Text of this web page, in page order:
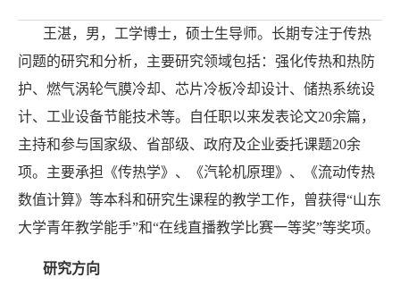
王湛，男， 工学博士，硕士生导师。 长期专注于传热
问题的研究和分析，主要研究领域包括：强化传热和热防
护、燃气涡轮气膜冷却、芯片冷板冷却设计、 储热系统设
计、工业设备节能技术等。自任职以来发表论文20余篇，
主持和参与国家级、省部级、 政府及企业委托课题20余
项。 主要承担《传热学》、《汽轮机原理》、《流动传热
数值计算》等本科和研究生课程的教学工作，曾获得“山东
大学青年教学能手”和“在线直播教学比赛一等奖”等奖项。
研究方向